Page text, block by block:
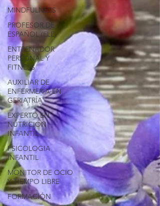
MINDFULNESS
PROFESOR DE
ESPAÑOL (ELE)
ENTRENADOR
PERSONAL Y
FITNESS
AUXILIAR DE
ENFERMERÍA EN
GERIATRÍA
EXPERTO EN
NUTRICIÓN
INFANTIL
PSICOLOGIA
INFANTIL
MONITOR DE OCIO
Y TIEMPO LIBRE
FORMACIÓN